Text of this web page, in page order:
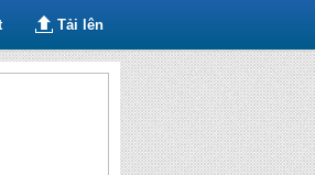
Tải lên